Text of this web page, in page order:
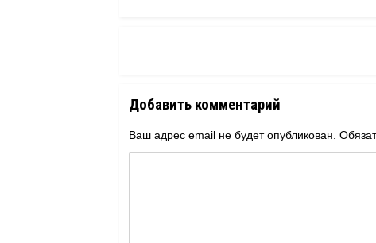
Добавить комментарий
Ваш адрес email не будет опубликован.